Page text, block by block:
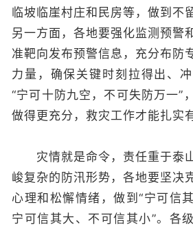
临坡临崖村庄和民房等，做到不
另一方面，各地要强化监测预警
准靶向发布预警信息，充分布防
力量，确保关键时刻拉得出、
“宁可十防九空，不可失防万一”
做得更充分，救灾工作才能扎实
灾情就是命令，责任重于泰
峻复杂的防汛形势，各地要坚决
心理和松懈情绪，做到“宁可信
宁可信其大、不可信其小”。各